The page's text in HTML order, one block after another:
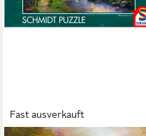
Fast ausverkauft